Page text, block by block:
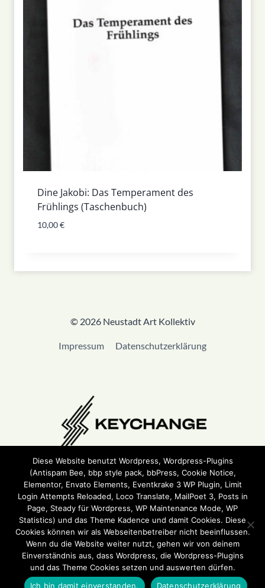
Dine Jakobi: Das Temperament des
Frühlings (Taschenbuch)
10,00€
© 2026 Neustadt Art Kollektiv
Impressum Datenschutzerklärung
Wir sind Teil vonKeychange und haben einePledge
unterzeichnet.
Diese Website benutzt Wordpress, Wordpress-Plugins
(Antispam Bee, bbp style pack, bbPress, Cookie Notice,
Elementor, Envato Elements, Eventkrake 3 WP Plugin, Limit
Login Attempts Reloaded, Loco Translate, MailPoet 3, Posts in
Page, Steady für Wordpress, WP Maintenance Mode, WP
Statistics) und das Theme Kadence und damit Cookies. Diese
Cookies können wir als Webseitenbetreiber nicht beeinflussen.
Wenn du die Website weiter nutzt, gehen wir von deinem
Einverständnis aus, dass Wordpress, die Wordpress-Plugins
und das Theme Cookies setzen und auswerten dürfen.
Ich bin damit einverstanden.
Datenschutzerklärung